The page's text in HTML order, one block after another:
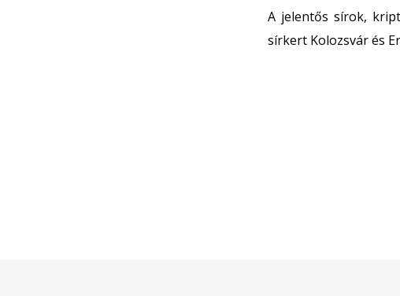
A jelentős sírok,
sírkert Kolozsvár és